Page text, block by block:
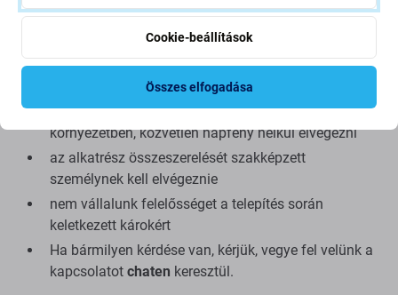
Összeszereléskor ügyeljen a csatlakozók törékeny
az alkatrész működőképességének tesztelése az
összeszerelés előtt
próbálja meg a javításokat száraz, pormentes
környezetben, közvetlen napfény nélkül elvégezni
az alkatrész összeszerelését szakképzett
személynek kell elvégeznie
nem vállalunk felelősséget a telepítés során
keletkezett károkért
Ha bármilyen kérdése van, kérjük, vegye fel velünk a
kapcsolatot chaten keresztül.
Cookie-beállítások
Összes elfogadása